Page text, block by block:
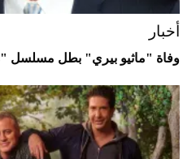
أخبار
وفاة "ماثيو بيري" بطل مسلسل "Friends" عن عمر 54 عامًا